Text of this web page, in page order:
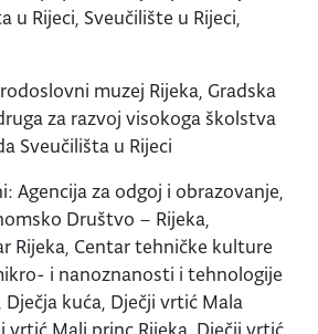
u Rijeci, Sveučilište u Rijeci,
muzej Rijeka, Gradska
za razvoj visokoga školstva
Sveučilišta u Rijeci
Agencija za odgoj i obrazovanje,
Društvo – Rijeka,
Rijeka, Centar tehničke kulture
i nanoznanosti i tehnologije
Dječja kuća, Dječji vrtić Mala